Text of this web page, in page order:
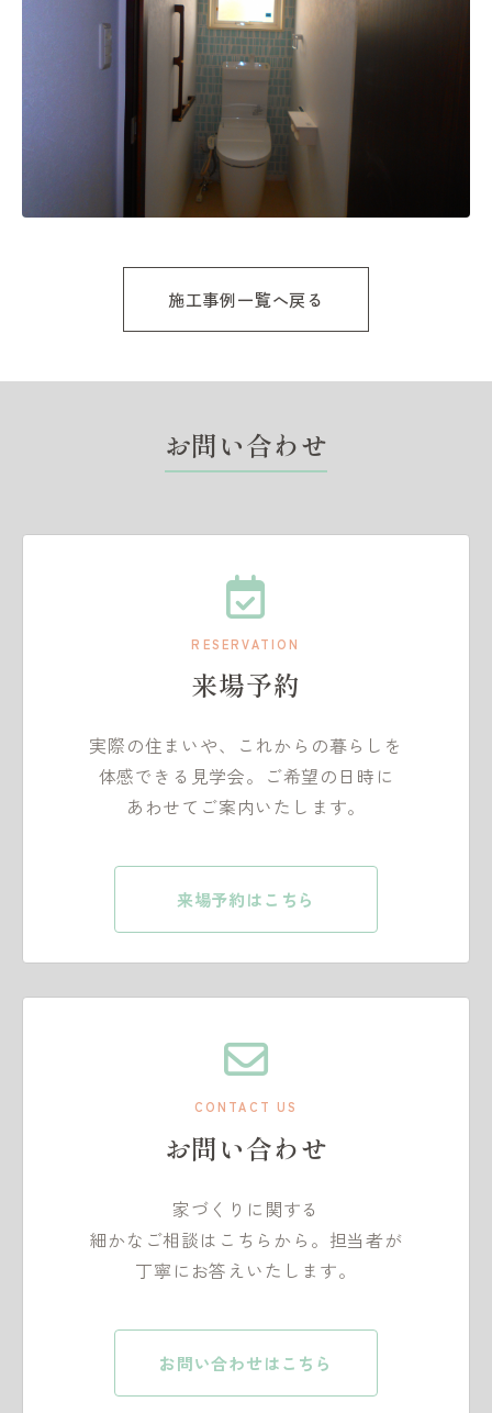
施工事例一覧へ戻る
お問い合わせ
RESERVATION
来場予約
実際の住まいや、これからの暮らしを
体感できる見学会。ご希望の日時に
あわせてご案内いたします。
来場予約はこちら
CONTACT US
お問い合わせ
家づくりに関する
細かなご相談はこちらから。担当者が
丁寧にお答えいたします。
お問い合わせはこちら